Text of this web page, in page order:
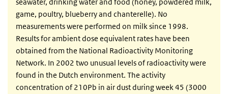
seawater, drinking water and food (honey, powdered milk,
game, poultry, blueberry and chanterelle). No
measurements were performed on milk since 1998.
Results for ambient dose equivalent rates have been
obtained from the National Radioactivity Monitoring
Network. In 2002 two unusual levels of radioactivity were
found in the Dutch environment. The activity
concentration of 210Pb in air dust during week 45 (3000